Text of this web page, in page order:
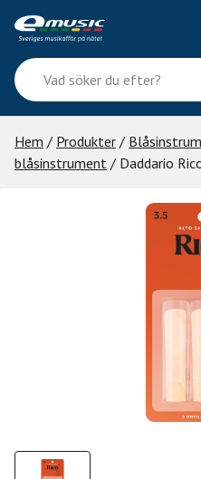
content
Vad
söker
du
efter?
Hem / Produkter /
blåsinstrument / Daddario